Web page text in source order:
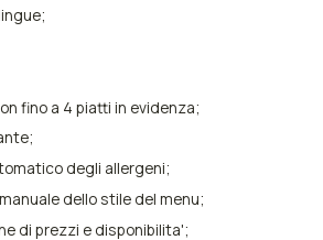
fino a 4 piatti in evidenza;
degli allergeni;
dello stile del menu;
di prezzi e disponibilita';